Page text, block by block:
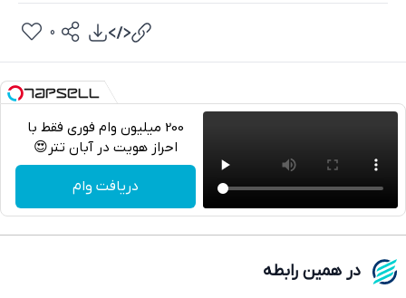
واتساپ
0
200 میلیون وام فوری فقط با
احراز هویت در آبان تتر😍
دریافت وام
در همین رابطه